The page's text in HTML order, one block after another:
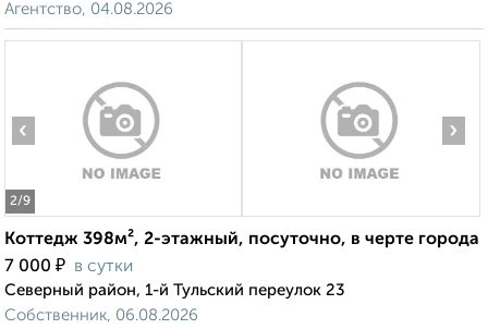
Агентство, 04.08.2026
2/9
‹ ›
Коттедж 398м², 2-этажный, посуточно, в черте города
7 000 ₽ в сутки
Северный район, 1-й Тульский переулок 23
Собственник, 06.08.2026